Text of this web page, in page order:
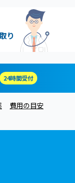
り
24時間受付
費用の目安